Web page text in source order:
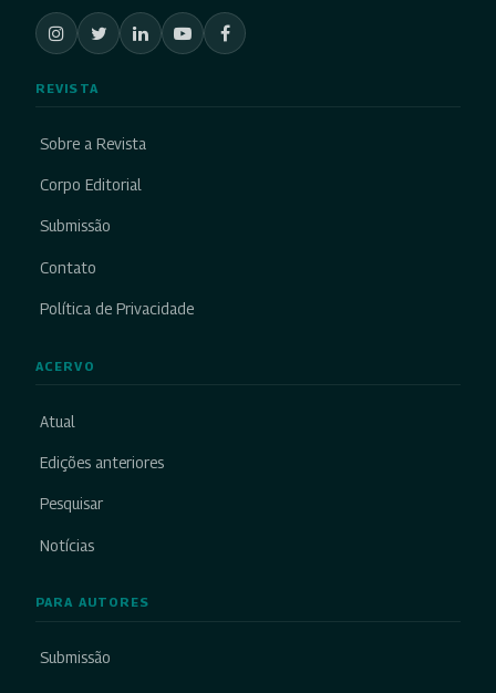
REVISTA
Sobre a Revista
Corpo Editorial
Submissão
Contato
Política de Privacidade
ACERVO
Atual
Edições anteriores
Pesquisar
Notícias
PARA AUTORES
Submissão